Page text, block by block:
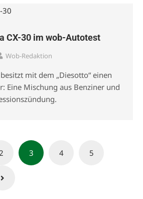
CX-30 im wob-Autotest
Wob-Redaktion
mit dem „Diesotto“ einen
Eine Mischung aus Benziner und
3 4 5